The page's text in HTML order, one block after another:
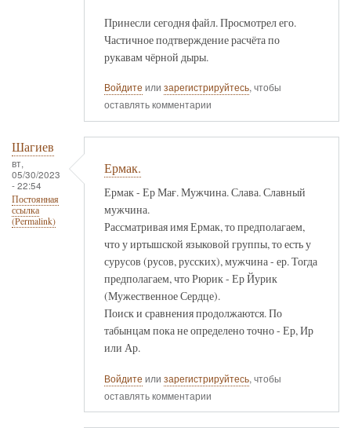
Принесли сегодня файл. Просмотрел его.
Частичное подтверждение расчёта по
рукавам чёрной дыры.
Войдите или зарегистрируйтесь, чтобы
оставлять комментарии
Шагиев
вт,
05/30/2023
- 22:54
Постоянная
ссылка
(Permalink)
Ермак.
Ермак - Ер Мағ. Мужчина. Слава. Славный
мужчина.
Рассматривая имя Ермак, то предполагаем,
что у иртышской языковой группы, то есть у
сурусов (русов, русских), мужчина - ер. Тогда
предполагаем, что Рюрик - Ер Йурик
(Мужественное Сердце).
Поиск и сравнения продолжаются. По
табынцам пока не определено точно - Ер, Ир
или Ар.
Войдите или зарегистрируйтесь, чтобы
оставлять комментарии